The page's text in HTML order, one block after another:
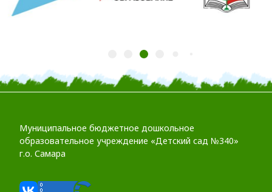
Муниципальное бюджетное дошкольное
образовательное учреждение «Детский сад №340»
г.о. Самара